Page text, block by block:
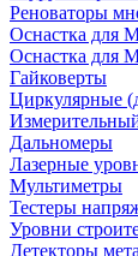
Реноваторы
Оснастка для
Оснастка для
Гайковерты
Циркулярные
Дальномеры
Лазерные
Мультиметры
Тестеры
Уровни
Детекторы